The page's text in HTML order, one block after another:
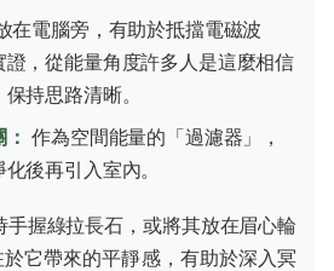
在電腦旁，有助於抵擋電磁波
證，從能量角度許多人是這麼相信
持思路清晰。
作為空間能量的「過濾器」，
後再引入室內。
手握綠拉長石，或將其放在眉心輪
於它帶來的平靜感，有助於深入冥